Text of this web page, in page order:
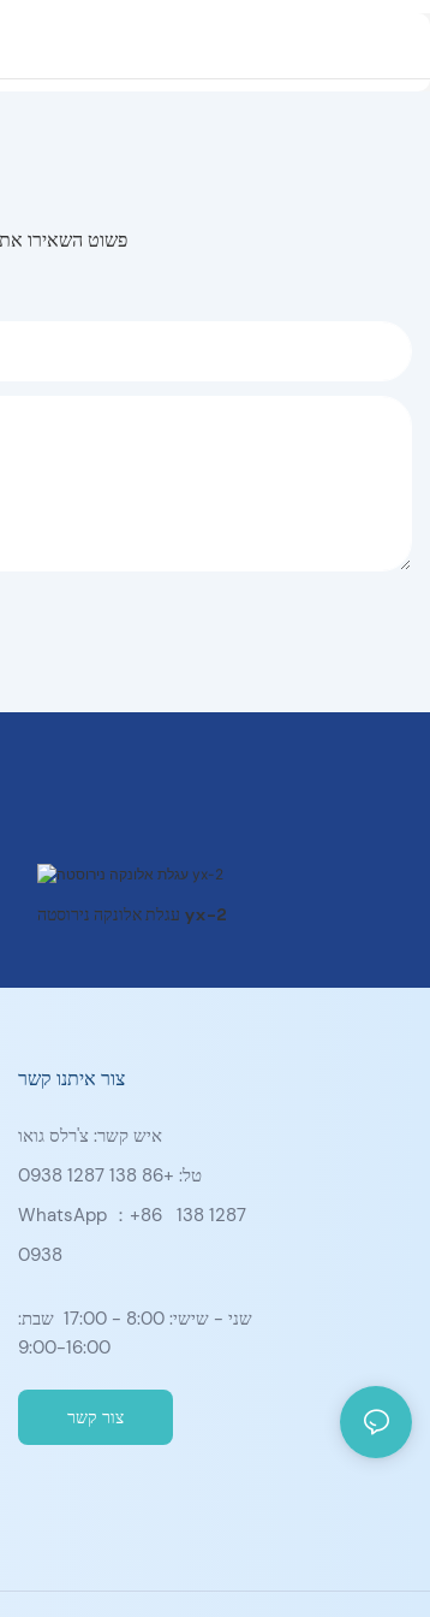
פשוט השאירו את
עגלת אלונקה נירוסטה yx-2
צור איתנו קשר
איש קשר: צ'רלס גואו
טל: +86 138 1287 0938
WhatsApp ：+86 138 1287
0938
שני - שישי: 8:00 - 17:00 שבת:
9:00-16:00
צור קשר